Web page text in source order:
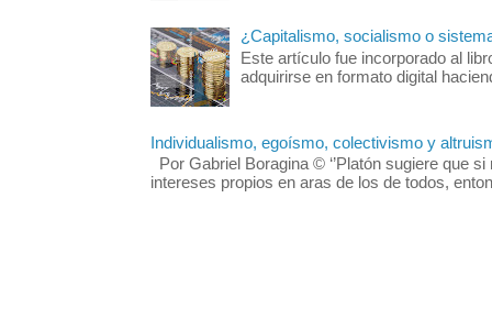
¿Capitalismo, socialismo o
Este artículo fue incorporado al
adquirirse en formato digital
Individualismo, egoísmo, colectivismo y
Por Gabriel Boragina © ‘’Platón sugiere que
intereses propios en aras de los de todos,